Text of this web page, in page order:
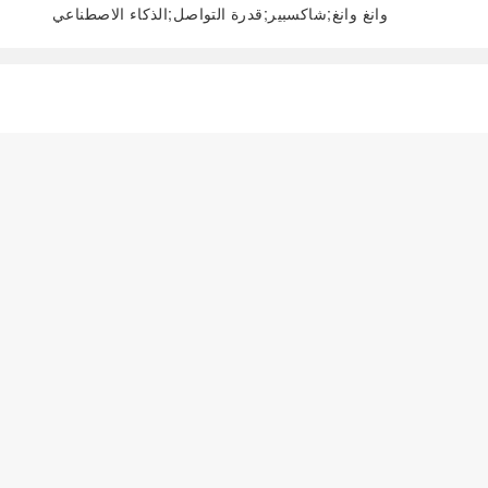
وانغ وانغ;شاكسبير;قدرة التواصل;الذكاء الاصطناعي